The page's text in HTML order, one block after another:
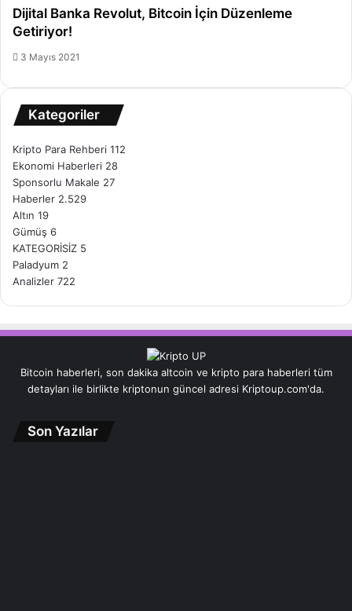
Dijital Banka Revolut, Bitcoin İçin Düzenleme
Getiriyor!
3 Mayıs 2021
Kategoriler
Kripto Para Rehberi 112
Ekonomi Haberleri 28
Sponsorlu Makale 27
Haberler 2.529
Altın 19
Gümüş 6
KATEGORİSİZ 5
Paladyum 2
Analizler 722
Bitcoin haberleri, son dakika altcoin ve kripto para haberleri tüm
detayları ile birlikte kriptonun güncel adresi Kriptoup.com'da.
Son Yazılar